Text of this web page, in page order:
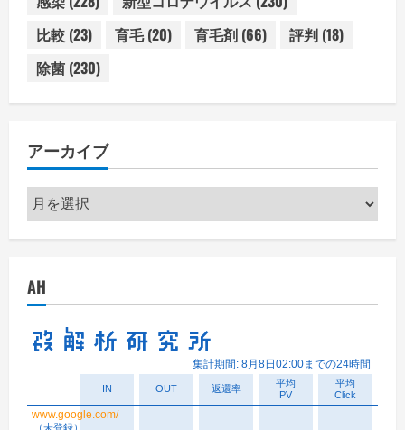
比較 (23) 育毛(20) 育毛剤 (66) 評判 (18)
除菌 (230)
アーカイブ
ア
ー
カ
ブ
AH